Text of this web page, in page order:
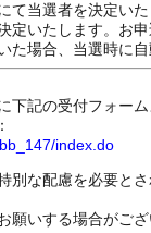
て当選者を決定いた
定いたします。お
た場合、当選時に自
記の受付フォーム
index.do
別な配慮を必要と
いする場合がござ